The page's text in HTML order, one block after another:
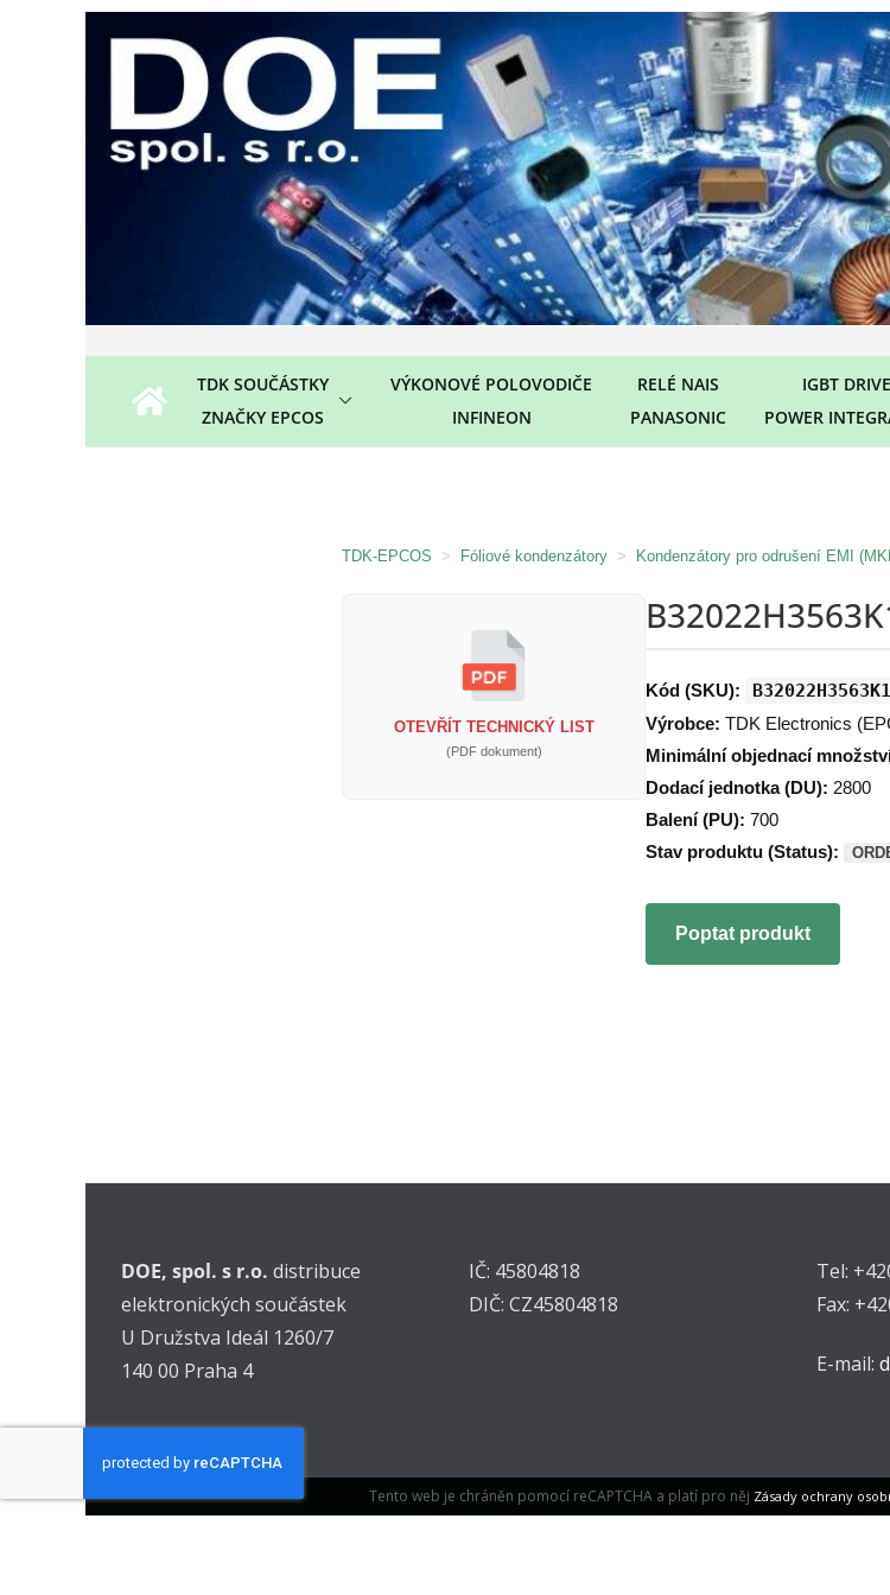
TDK SOUČÁSTKY
ZNAČKY EPCOS
VÝKONOVÉ POLOVODIČE
INFINEON
RELÉ NAIS
PANASONIC
IGBT
POWER
TDK-EPCOS > Fóliové kondenzátory > Kondenzátory pro odrušení EMI
OTEVŘÍT TECHNICKÝ LIST
(PDF dokument)
Kód (SKU):
Výrobce: TDK Electronics
Minimální objednací
Dodací jednotka (DU): 2800
Balení (PU): 700
Stav produktu (Status):
Poptat produkt
DOE, spol. s r.o. distribuce
elektronických součástek
U Družstva Ideál 1260/7
140 00 Praha 4
IČ: 45804818
DIČ: CZ45804818
Tel:
Fax:
E-mail:
Tento web je chráněn pomocí reCAPTCHA a platí pro něj Zásady ochrany